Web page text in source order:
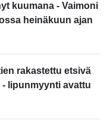
kuumana - Vaimoni
heinäkuun ajan
rakastettu etsivä
lipunmyynti avattu